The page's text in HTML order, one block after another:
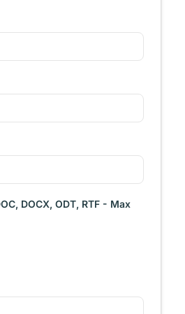
DOCX, ODT, RTF - Max